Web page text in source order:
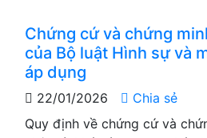
Chứng cứ và chứng
của Bộ luật Hình sự và
áp dụng
22/01/2026
Chia sẻ
Quy định về chứng cứ và